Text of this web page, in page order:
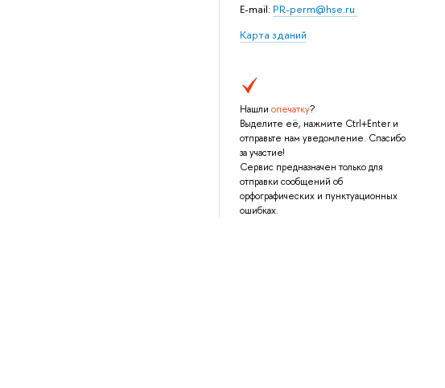
E-mail: PR-perm@hse.ru
Карта зданий
Нашли опечатку?
Выделите её, нажмите Ctrl+Enter и
отправьте нам уведомление. Спасибо
за участие!
Сервис предназначен только для
отправки сообщений об
орфографических и пунктуационных
ошибках.